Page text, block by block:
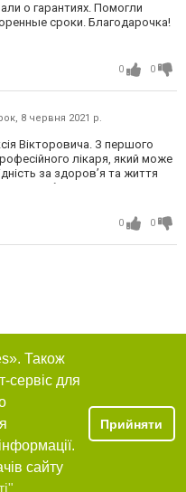
о гарантиях. Помогли
сроки. Благодарочка!
0 0
8 червня 2021 р.
Вікторовича. З першого
лікаря, який може
за здоров’я та життя
і зробити процедуру на
без наслідків. Величезне
0 0
Також
сервіс для
сайту
Прийняти